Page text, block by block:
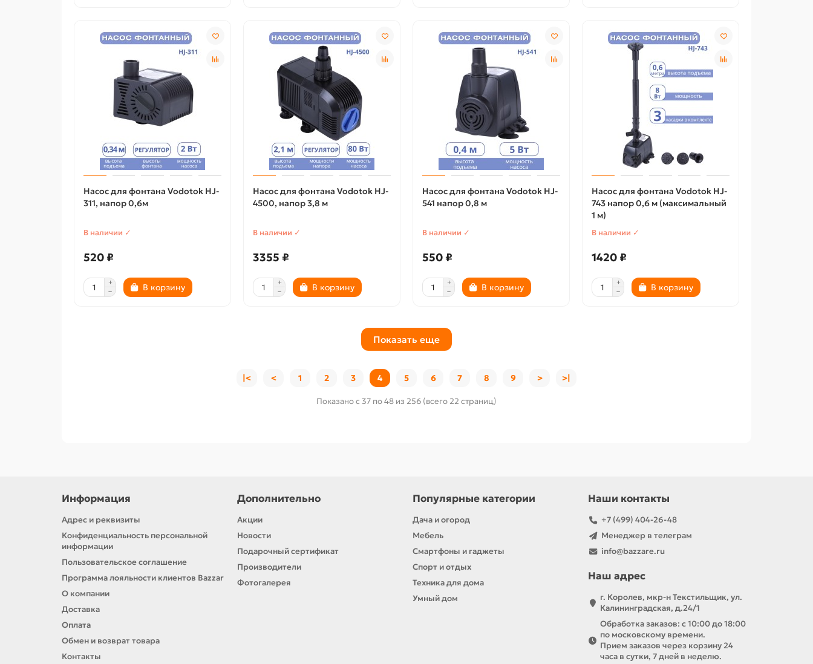
Насос для фонтана Vodotok HJ-
311, напор 0,6м
В наличии ✓
520 ₽
В корзину
Насос для фонтана Vodotok HJ-
4500, напор 3,8 м
В наличии ✓
3355 ₽
В корзину
Насос для фонтана Vodotok HJ-
541 напор 0,8 м
В наличии ✓
550 ₽
В корзину
Насос для фонтана Vodotok HJ-
743 напор 0,6 м (максимальный
1 м)
В наличии ✓
1420 ₽
В корзину
Показать еще
|< < 1 2 3 4 5 6 7 8 9 > >|
Показано с 37 по 48 из 256 (всего 22 страниц)
Информация
Адрес и реквизиты
Конфиденциальность персональной
информации
Пользовательское соглашение
Программа лояльности клиентов Bazzar
О компании
Доставка
Оплата
Обмен и возврат товара
Контакты
Дополнительно
Акции
Новости
Подарочный сертификат
Производители
Фотогалерея
Популярные категории
Дача и огород
Мебель
Смартфоны и гаджеты
Спорт и отдых
Техника для дома
Умный дом
Наши контакты
+7 (499) 404-26-48
Менеджер в телеграм
info@bazzare.ru
Наш адрес
г. Королев, мкр-н Текстильщик, ул.
Калининградская, д.24/1
Обработка заказов: с 10:00 до 18:00
по московскому времени.
Прием заказов через корзину 24
часа в сутки, 7 дней в неделю.